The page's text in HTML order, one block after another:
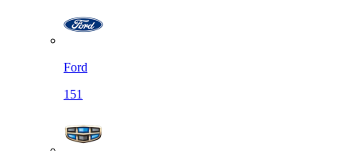
Ford
151